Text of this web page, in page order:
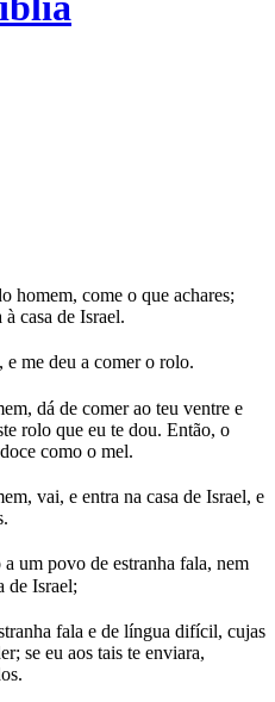
homem, come o que achares;
casa de Israel.
me deu a comer o rolo.
dá de comer ao teu ventre e
rolo que eu te dou. Então, o
como o mel.
vai, e entra na casa de Israel, e
um povo de estranha fala, nem
de Israel;
fala e de língua difícil, cujas
se eu aos tais te enviara,